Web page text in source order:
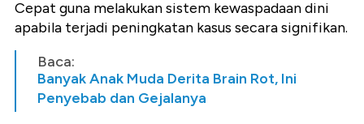
Cepat guna melakukan sistem kewaspadaan dini
apabila terjadi peningkatan kasus secara signifikan.
Baca:
Banyak Anak Muda Derita Brain Rot, Ini
Penyebab dan Gejalanya